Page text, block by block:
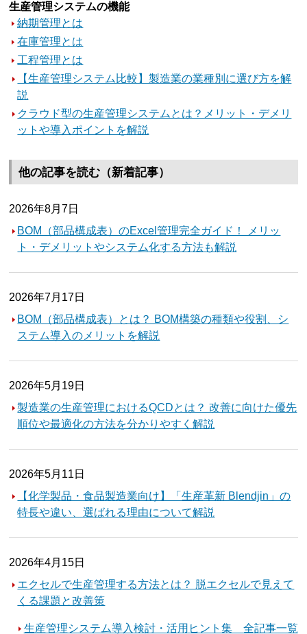
生産管理システムの機能
納期管理とは
在庫管理とは
工程管理とは
【生産管理システム比較】製造業の業種別に選び方を解
説
クラウド型の生産管理システムとは？メリット・デメリ
ットや導入ポイントを解説
他の記事を読む（新着記事）
2026年8月7日
BOM（部品構成表）のExcel管理完全ガイド！ メリッ
ト・デメリットやシステム化する方法も解説
2026年7月17日
BOM（部品構成表）とは？ BOM構築の種類や役割、シ
ステム導入のメリットを解説
2026年5月19日
製造業の生産管理におけるQCDとは？ 改善に向けた優先
順位や最適化の方法を分かりやすく解説
2026年5月11日
【化学製品・食品製造業向け】「生産革新 Blendjin」の
特長や違い、選ばれる理由について解説
2026年4月15日
エクセルで生産管理する方法とは？ 脱エクセルで見えて
くる課題と改善策
生産管理システム導入検討・活用ヒント集 全記事一覧